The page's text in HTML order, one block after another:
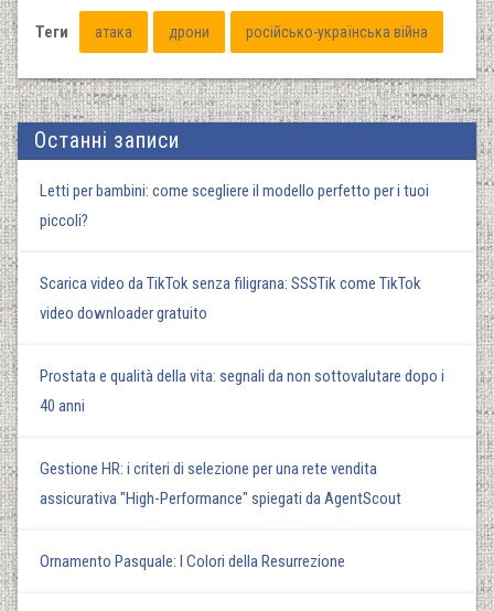
Теги атака дрони російсько-українська війна
Останні записи
Letti per bambini: come scegliere il modello perfetto per i tuoi
piccoli?
Scarica video da TikTok senza filigrana: SSSTik come TikTok
video downloader gratuito
Prostata e qualità della vita: segnali da non sottovalutare dopo i
40 anni
Gestione HR: i criteri di selezione per una rete vendita
assicurativa "High-Performance" spiegati da AgentScout
Ornamento Pasquale: I Colori della Resurrezione